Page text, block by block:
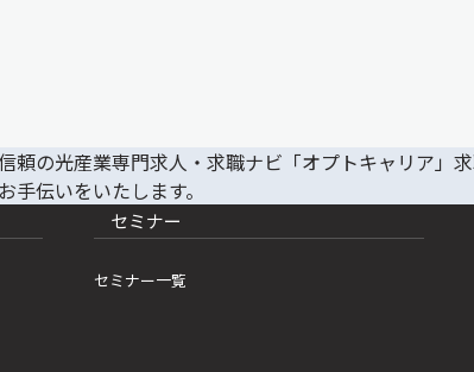
セミナー
セミナー一覧